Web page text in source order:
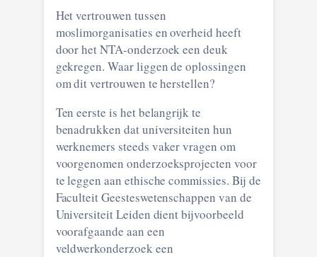
Het vertrouwen tussen
moslimorganisaties en overheid heeft
door het NTA-onderzoek een deuk
gekregen. Waar liggen de oplossingen
om dit vertrouwen te herstellen?
Ten eerste is het belangrijk te
benadrukken dat universiteiten hun
werknemers steeds vaker vragen om
voorgenomen onderzoeksprojecten voor
te leggen aan ethische commissies. Bij de
Faculteit Geesteswetenschappen van de
Universiteit Leiden dient bijvoorbeeld
voorafgaande aan een
veldwerkonderzoek een